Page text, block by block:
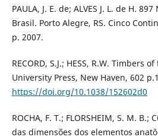
PAULA, J. E. de; ALVES J. L. de H.
Brasil. Porto Alegre, RS. Cinco
p. 2007.
RECORD, S.J.; HESS, R.W. Timbers
University Press, New Haven, 602
https://doi.org/10.1038/152602d0
ROCHA, F. T.; FLORSHEIM, S. M. B.;
das dimensões dos elementos